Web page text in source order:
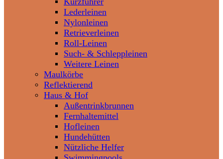
Lederleinen
Nylonleinen
Retrieverleinen
Roll-Leinen
Such- & Schleppleinen
Weitere Leinen
Maulkörbe
Reflektierend
Haus & Hof
Außentrinkbrunnen
Fernhaltemittel
Hofleinen
Hundehütten
Nützliche Helfer